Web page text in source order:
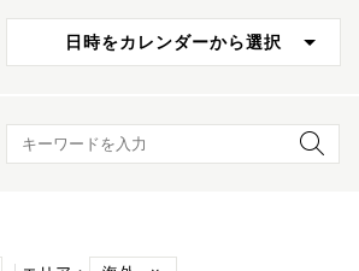
日時をカレンダーから選択
キーワード検索